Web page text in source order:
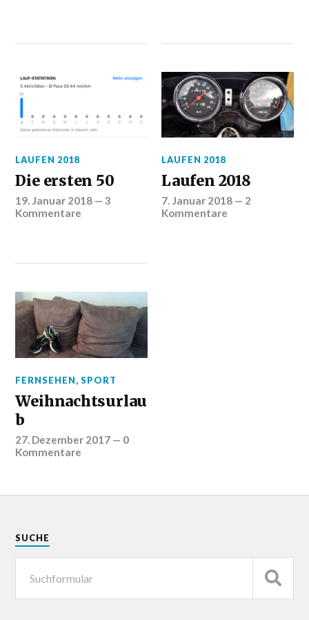
LAUFEN 2018
Die ersten 50
19. Januar 2018 —3
Kommentare
LAUFEN 2018
Laufen 2018
7. Januar 2018 — 2
Kommentare
FERNSEHEN,SPORT
Weihnachtsurlau
b
27. Dezember 2017 — 0
Kommentare
SUCHE